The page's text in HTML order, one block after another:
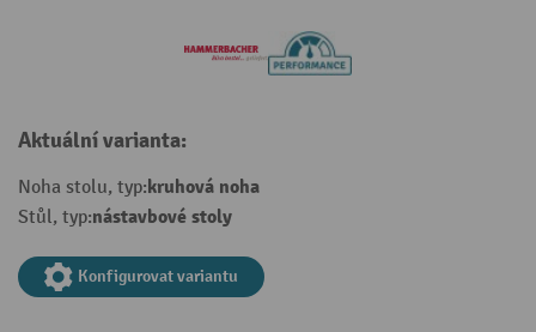
Aktuální varianta:
Noha stolu, typ:kruhová noha
Stůl, typ:nástavbové stoly
Konfigurovat variantu